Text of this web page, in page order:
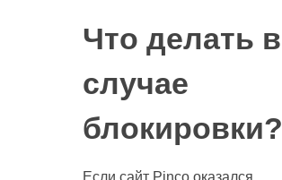
Что делать в
случае
блокировки?
Если сайт Pinco оказался